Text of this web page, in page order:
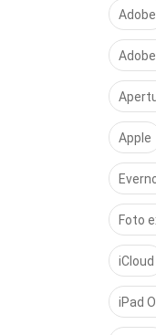
Adobe
Apple
Foto
iCloud
iPad